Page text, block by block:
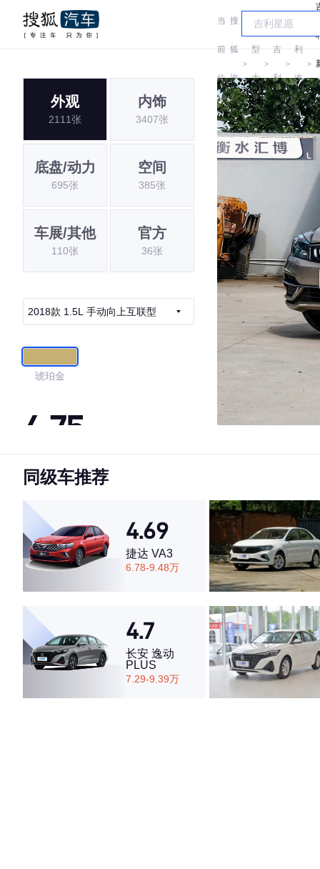
当
前
位
置:
搜
狐
汽
车
＞
车
型
大
全
＞
吉
利
＞
利
汽
车
＞
外观
2111张
内饰
3407张
底盘/动力
695张
空间
385张
车展/其他
110张
官方
36张
2018款 1.5L 手动向上互联型
琥珀金
4.75
·外观表现较为优秀，优于59%同级车
·空间表现较为优秀，优于71%同级车
同级车推荐
4.69
捷达 VA3
6.78-9.48万
4.7
长安 逸动
PLUS
7.29-9.39万